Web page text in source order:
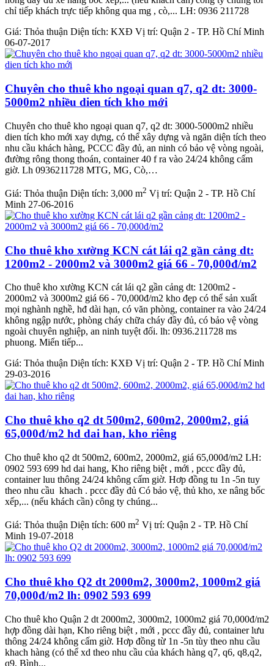
chỉ tiếp khách trực tiếp không qua mg , cò,... LH: 0936 211728
Giá: Thỏa thuận Diện tích: KXĐ Vị trí: Quận 2 - TP. Hồ Chí Minh
06-07-2017
Chuyên cho thuê kho ngoại quan q7, q2 dt: 3000-
5000m2 nhiều dien tích kho mới
Chuyên cho thuê kho ngoại quan q7, q2 dt: 3000-5000m2 nhiều
dien tích kho mới xay dựng, có thể xây dựng và ngăn diện tích theo
nhu cầu khách hàng, PCCC đầy đủ, an ninh có bảo vệ vòng ngoài,
đường rông thong thoán, container 40 f ra vào 24/24 không cấm
giờ. Lh 0936211728 MTG, MG, Cò,…
Giá: Thỏa thuận Diện tích: 3,000 m2 Vị trí: Quận 2 - TP. Hồ Chí
Minh 27-06-2016
Cho thuê kho xường KCN cát lái q2 gần cảng dt:
1200m2 - 2000m2 và 3000m2 giá 66 - 70,000đ/m2
Cho thuê kho xường KCN cát lái q2 gần cảng dt: 1200m2 -
2000m2 và 3000m2 giá 66 - 70,000đ/m2 kho đẹp có thể sản xuất
mọi nghành nghề, hđ dài hạn, có văn phòng, container ra vào 24/24
không ngập nước, phòng cháy chữa cháy đầy đủ, có bảo vệ vòng
ngoài chuyên nghiệp, an ninh tuyệt đối. lh: 0936.211728 ms
phuong. Miển tiếp...
Giá: Thỏa thuận Diện tích: KXĐ Vị trí: Quận 2 - TP. Hồ Chí Minh
29-03-2016
Cho thuê kho q2 dt 500m2, 600m2, 2000m2, giá
65,000đ/m2 hd dai han, kho riêng
Cho thuê kho q2 dt 500m2, 600m2, 2000m2, giá 65,000đ/m2 LH:
0902 593 699 hd dai hang, Kho riêng biệt , mới , pccc đầy đủ,
container luu thông 24/24 không cấm giờ. Hơp đồng tu 1n -5n tuy
theo nhu cầu khach . pccc đầy đủ Có bảo vệ, thủ kho, xe nâng bốc
xếp,... (nếu khách cần) công ty chúng...
Giá: Thỏa thuận Diện tích: 600 m2 Vị trí: Quận 2 - TP. Hồ Chí
Minh 19-07-2018
Cho thuê kho Q2 dt 2000m2, 3000m2, 1000m2 giá
70,000đ/m2 lh: 0902 593 699
Cho thuê kho Quận 2 dt 2000m2, 3000m2, 1000m2 giá 70,000đ/m2
hợp đồng dài hạn, Kho riêng biệt , mới , pccc đầy đủ, container lưu
thông 24/24 không cấm giờ. Hơp đồng từ 1n -5n tùy theo nhu cầu
khach hàng (có thể xd theo nhu cầu của khách hàng q7, q6, q8,q2,
q9, Bình...